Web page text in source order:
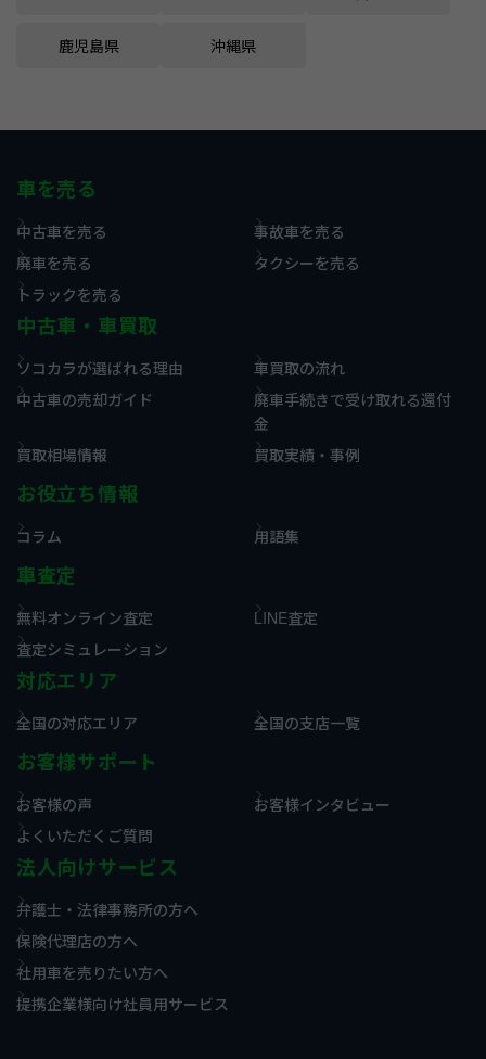
鹿児島県 沖縄県
車を売る
中古車を売る
事故車を売る
廃車を売る
タクシーを売る
トラックを売る
中古車・車買取
ソコカラが選ばれる理由
車買取の流れ
中古車の売却ガイド
廃車手続きで受け取れる還付
金
買取相場情報
買取実績・事例
お役立ち情報
コラム 用語集
車査定
無料オンライン査定
LINE査定
査定シミュレーション
対応エリア
全国の対応エリア 全国の支店一覧
お客様サポート
お客様の声
お客様インタビュー
よくいただくご質問
法人向けサービス
弁護士・法律事務所の方へ
保険代理店の方へ
社用車を売りたい方へ
提携企業様向け社員用サービス